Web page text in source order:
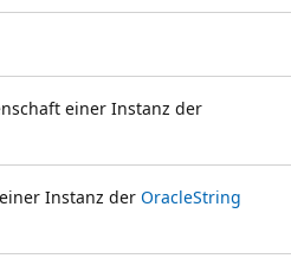
einer Instanz der
Instanz der OracleString